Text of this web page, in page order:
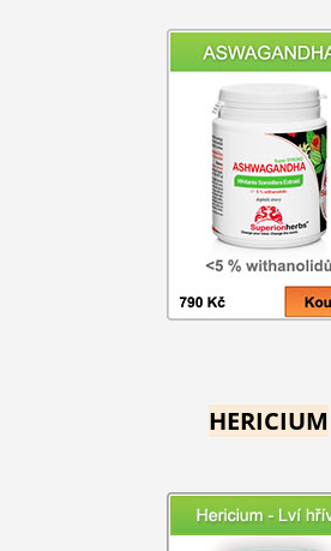
HERICIUM